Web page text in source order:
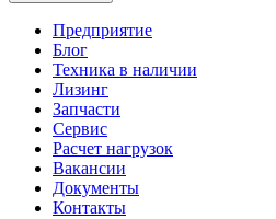
Предприятие
Блог
Техника в наличии
Лизинг
Запчасти
Сервис
Расчет нагрузок
Вакансии
Документы
Контакты